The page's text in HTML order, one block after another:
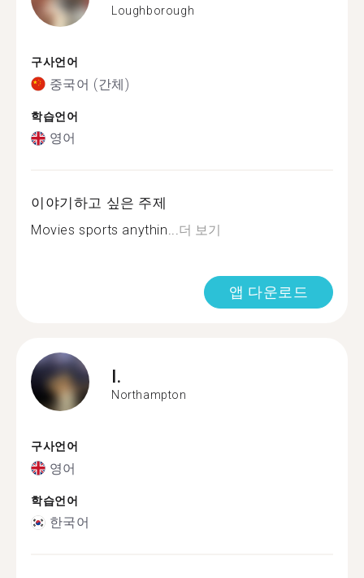
Loughborough
구사언어
중국어 (간체)
학습언어
영어
이야기하고 싶은 주제
Movies sports anythin...더 보기
앱 다운로드
I.
Northampton
구사언어
영어
학습언어
한국어